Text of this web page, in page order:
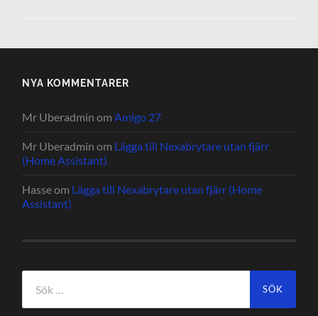
NYA KOMMENTARER
Mr Uberadmin om Amigo 27
Mr Uberadmin om Lägga till Nexabrytare utan fjärr
(Home Assistant)
Hasseom Lägga till Nexabrytare utan fjärr (Home
Assistant)
efter: